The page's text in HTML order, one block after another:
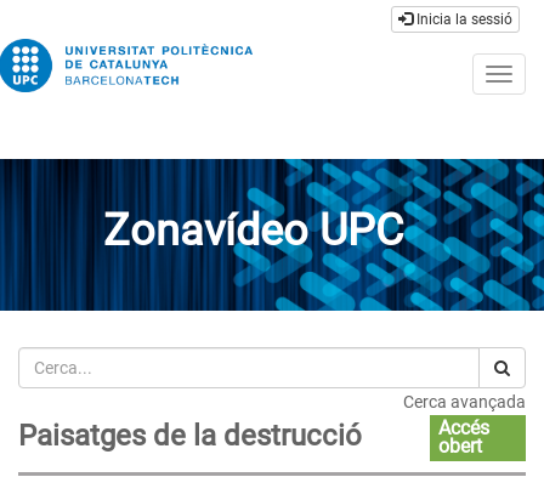
Inicia la sessió
Zonavídeo UPC
Cerca
Cerca avançada
Paisatges de la destrucció
Accés
obert